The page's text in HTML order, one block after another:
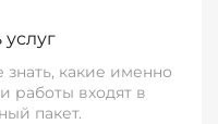
знать, какие именно
работы входят в
пакет.